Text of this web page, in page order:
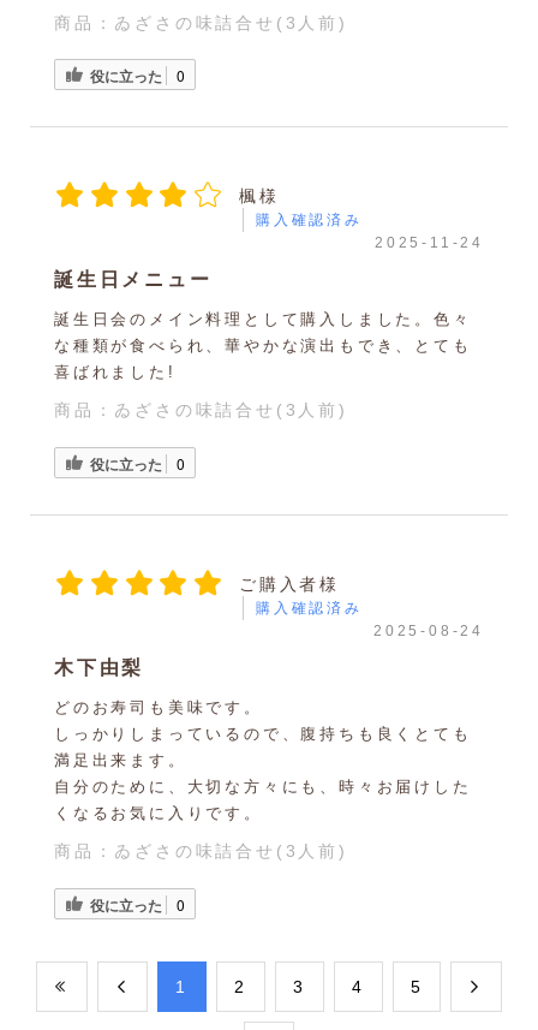
商品： ゐざさの味詰合せ(3人前)
役に立った 0
楓様
購入確認済み
2025-11-24
誕生日メニュー
誕生日会のメイン料理として購入しました。色々
な種類が食べられ、華やかな演出もでき、とても
喜ばれました!
商品： ゐざさの味詰合せ(3人前)
役に立った 0
ご購入者様
購入確認済み
2025-08-24
木下由梨
どのお寿司も美味です。
しっかりしまっているので、腹持ちも良くとても
満足出来ます。
自分のために、大切な方々にも、時々お届けした
くなるお気に入りです。
商品： ゐざさの味詰合せ(3人前)
役に立った 0
​1 ​2 ​3 ​4 ​5